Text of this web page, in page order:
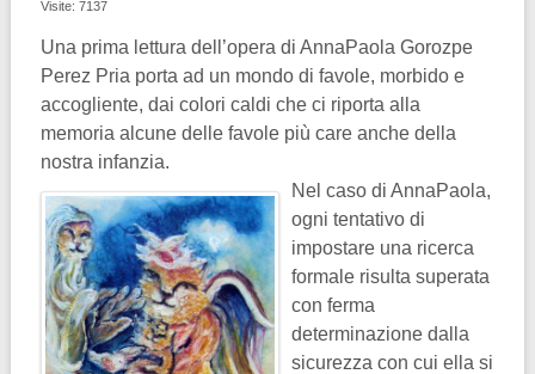
Visite: 7137
Una prima lettura dell’opera di AnnaPaola Gorozpe
Perez Pria porta ad un mondo di favole, morbido e
accogliente, dai colori caldi che ci riporta alla
memoria alcune delle favole più care anche della
nostra infanzia.
Nel caso di AnnaPaola,
ogni tentativo di
impostare una ricerca
formale risulta superata
con ferma
determinazione dalla
sicurezza con cui ella si